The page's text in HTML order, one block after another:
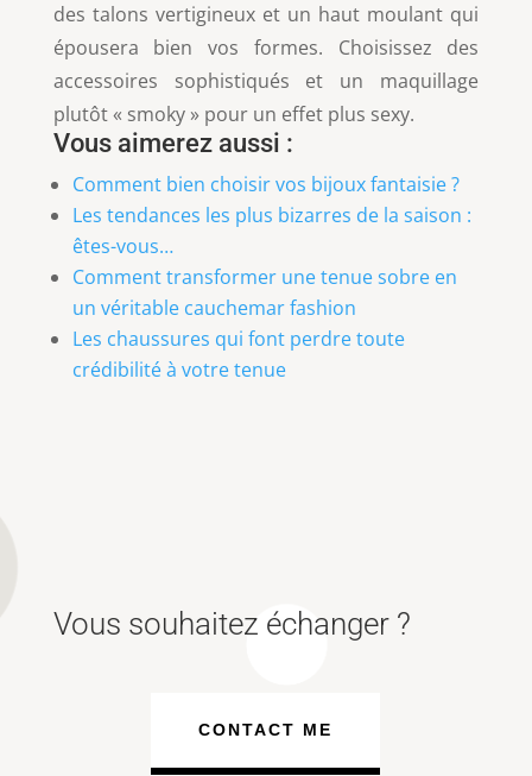
des talons vertigineux et un haut moulant qui
épousera bien vos formes. Choisissez des
accessoires sophistiqués et un maquillage
plutôt « smoky » pour un effet plus sexy.
Vous aimerez aussi :
Comment bien choisir vos bijoux fantaisie ?
Les tendances les plus bizarres de la saison :
êtes-vous…
Comment transformer une tenue sobre en
un véritable cauchemar fashion
Les chaussures qui font perdre toute
crédibilité à votre tenue
Vous souhaitez échanger ?
CONTACT ME